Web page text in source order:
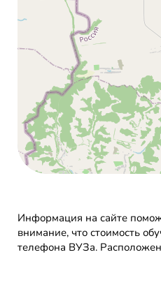
Информация на сайте
внимание, что стоимость
телефона ВУЗа.